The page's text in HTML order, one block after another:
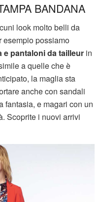
BANDANA
look molto belli da
esempio possiamo
e pantaloni da tailleur in
a quelle che è
la maglia sta
anche con sandali
fantasia, e magari con un
Scoprite i nuovi arrivi